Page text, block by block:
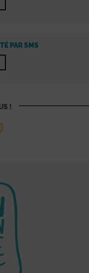
PAR SMS
!